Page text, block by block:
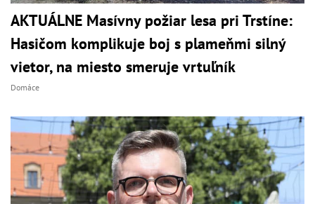
AKTUÁLNE Masívny požiar lesa pri Trstíne:
Hasičom komplikuje boj s plameňmi silný
vietor, na miesto smeruje vrtuľník
Domáce